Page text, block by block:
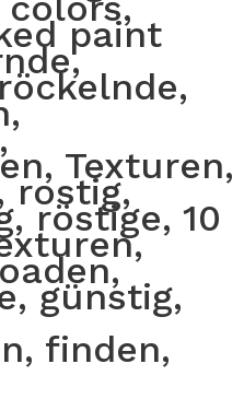
paint
Texturen,
rostig,
röstige, 10
günstig,
finden,